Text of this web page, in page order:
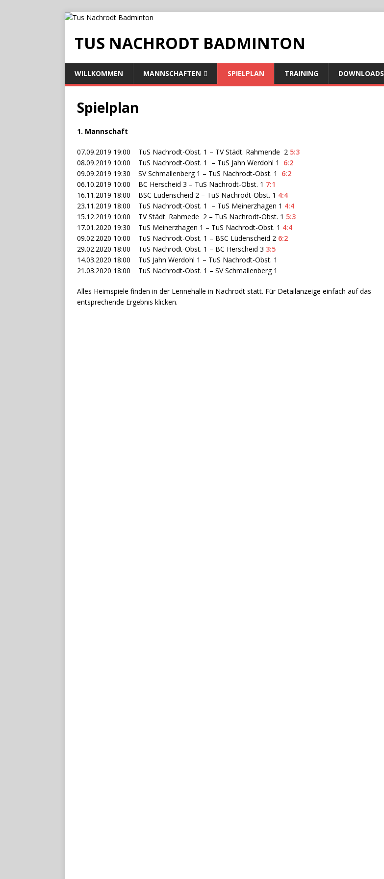
TUS NACHRODT BADMINTON
WILLKOMMEN MANNSCHAFTEN SPIELPLAN TRAINING DOWNLOADS
Spielplan
1. Mannschaft
07.09.2019 19:00 TuS Nachrodt-Obst. 1 – TV Städt. Rahmende 2 5:3
08.09.2019 10:00 TuS Nachrodt-Obst. 1 – TuS Jahn Werdohl 1 6:2
09.09.2019 19:30 SV Schmallenberg 1 – TuS Nachrodt-Obst. 1 6:2
06.10.2019 10:00 BC Herscheid 3 – TuS Nachrodt-Obst. 1 7:1
16.11.2019 18:00 BSC Lüdenscheid 2 – TuS Nachrodt-Obst. 1 4:4
23.11.2019 18:00 TuS Nachrodt-Obst. 1 – TuS Meinerzhagen 1 4:4
15.12.2019 10:00 TV Städt. Rahmede 2 – TuS Nachrodt-Obst. 1 5:3
17.01.2020 19:30 TuS Meinerzhagen 1 – TuS Nachrodt-Obst. 1 4:4
09.02.2020 10:00 TuS Nachrodt-Obst. 1 – BSC Lüdenscheid 2 6:2
29.02.2020 18:00 TuS Nachrodt-Obst. 1 – BC Herscheid 3 3:5
14.03.2020 18:00 TuS Jahn Werdohl 1 – TuS Nachrodt-Obst. 1
21.03.2020 18:00 TuS Nachrodt-Obst. 1 – SV Schmallenberg 1
Alles Heimspiele finden in der Lennehalle in Nachrodt statt. Für Detailanzeige einfach auf das
entsprechende Ergebnis klicken.